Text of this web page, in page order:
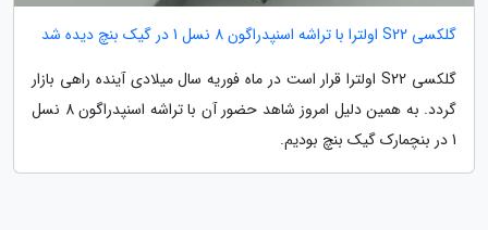
گلکسی S22 اولترا با تراشه اسنپدراگون 8 نسل 1 در گیک بنچ دیده شد
گلکسی S22 اولترا قرار است در ماه فوریه سال میلادی آینده راهی بازار
گردد. به همین دلیل امروز شاهد حضور آن با تراشه اسنپدراگون 8 نسل
1 در بنچمارک گیک بنچ بودیم.